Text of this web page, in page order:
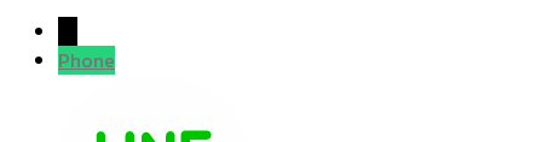
Phone